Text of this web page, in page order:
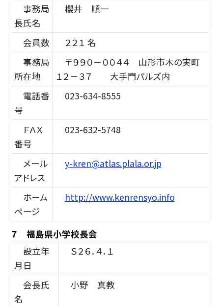
事務局
長氏名
櫻井 順一
会員数
２２１ 名
事務局
所在地
〒９９０－００４４ 山形市木の実町
１２－３７ 大手門パルズ内
電話番
号
023-634-8555
ＦＡＸ
番号
023-632-5748
メール
アドレス
y-kren@atlas.plala.or.jp
ホーム
ページ
http://www.kenrensyo.info
７ 福島県小学校長会
設立年
月日
Ｓ２６．４．１
会長氏
名
小野 真教